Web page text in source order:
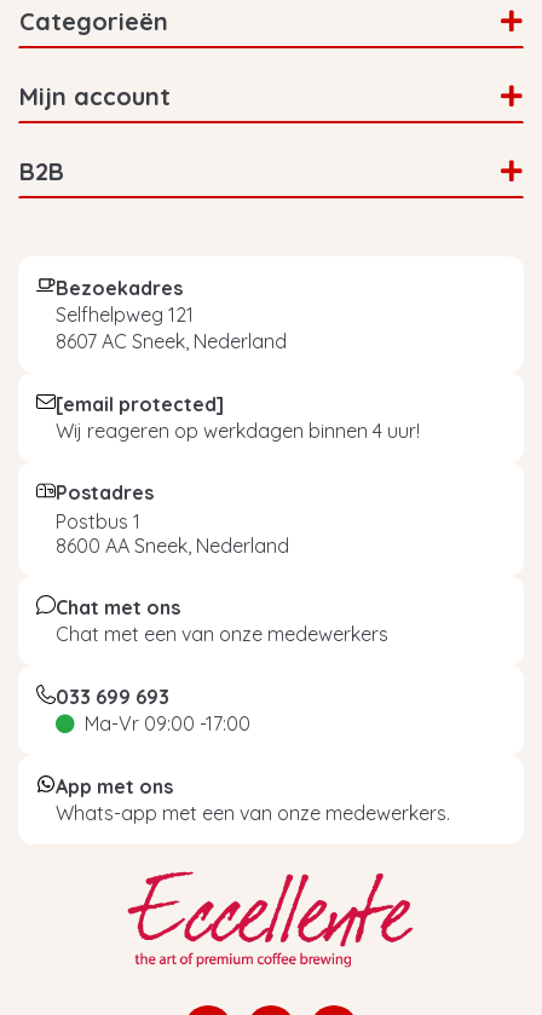
Categorieën
Mijn account
B2B
Bezoekadres
Selfhelpweg 121
8607 AC Sneek, Nederland
[email protected]
Wij reageren op werkdagen binnen 4 uur!
Postadres
Postbus 1
8600 AA Sneek, Nederland
Chat met ons
Chat met een van onze medewerkers
033 699 693
Ma-Vr 09:00 -17:00
App met ons
Whats-app met een van onze medewerkers.